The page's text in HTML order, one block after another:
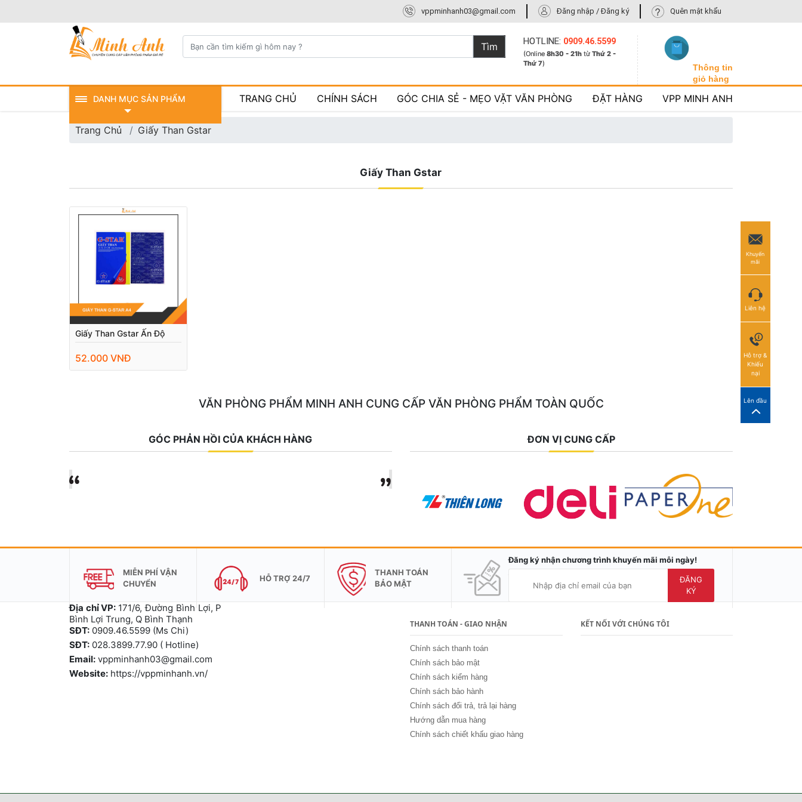
Quên mật khẩu
Đăng nhập / Đăng ký
vppminhanh03@gmail.com
Tìm HOTLINE: 0909.46.5599
(Online8h30 - 21h từThứ 2 -
Thứ 7)
Thông tin
giỏ hàng
DANH MỤC SẢN PHẨM TRANG CHỦ CHÍNH SÁCH GÓC CHIA SẺ - MẸO VẶT VĂN PHÒNG ĐẶT HÀNG VPP MINH ANH
Trang Chủ Giấy Than Gstar
Giấy Than Gstar
Giấy Than Gstar Ấn Độ
52.000 VNĐ
VĂN PHÒNG PHẨM MINH ANH CUNG CẤP VĂN PHÒNG PHẨM TOÀN QUỐC
GÓC PHẢN HỒI CỦA KHÁCH HÀNG ĐƠN VỊ CUNG CẤP
MIỄN PHÍ VẬN
CHUYỂN
HỖ TRỢ 24/7
THANH TOÁN
BẢO MẬT
Đăng ký nhận chương trình khuyến mãi mỗi ngày!
ĐĂNG
KÝ
Địa chỉ VP: 171/6, Đường Bình Lợi, P
Bình Lợi Trung, Q Bình Thạnh
SĐT:0909.46.5599 (Ms Chi)
SĐT:028.3899.77.90 ( Hotline)
Email:vppminhanh03@gmail.com
Website:https://vppminhanh.vn/
THANH TOÁN - GIAO NHẬN
Chính sách thanh toán
Chính sách bảo mật
Chính sách kiểm hàng
Chính sách bảo hành
Chính sách đổi trả, trả lại hàng
Hướng dẫn mua hàng
Chính sách chiết khấu giao hàng
KẾT NỐI VỚI CHÚNG TÔI
Khuyến
mãi
Liên hệ
Hỗ trợ &
Khiếu
nại
Lên đầu